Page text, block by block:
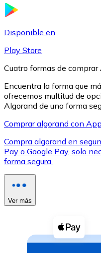
Ver todo
Compra
Comprar con efectivo
Transferencia SEPA
Disponible en
Play Store
Cuatro formas de
Encuentra la forma que
ofrecemos multitud de
Algorand de una forma
Comprar algorand con
Compra algorand en
Pay o Google Pay, solo
forma segura.
Ver más